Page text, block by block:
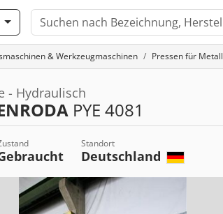
& Werkzeugmaschinen Pressen für Metall
- Hydraulisch
PYE 4081
Standort
Deutschland